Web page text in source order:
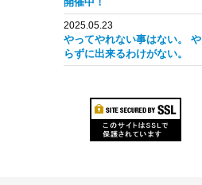
2025.05.23
やってやれない事はない。 や
らずに出来るわけがない。